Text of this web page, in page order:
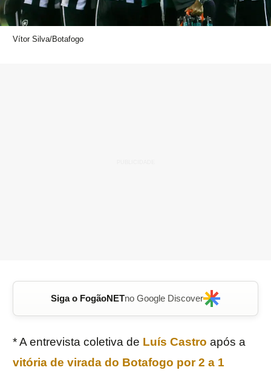
Vítor Silva/Botafogo
Siga o FogãoNETno Google Discover
* A entrevista coletiva de Luís Castro após a
vitória de virada do Botafogo por 2 a 1